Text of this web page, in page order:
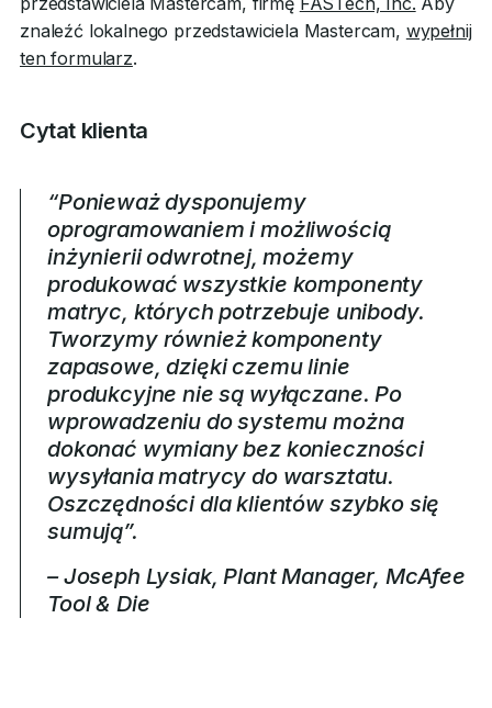
znaleźć lokalnego przedstawiciela Mastercam, wypełnij
ten formularz.
Cytat klienta
“Ponieważ dysponujemy
oprogramowaniem i możliwością
inżynierii odwrotnej, możemy
produkować wszystkie komponenty
matryc, których potrzebuje unibody.
Tworzymy również komponenty
zapasowe, dzięki czemu linie
produkcyjne nie są wyłączane. Po
wprowadzeniu do systemu można
dokonać wymiany bez konieczności
wysyłania matrycy do warsztatu.
Oszczędności dla klientów szybko się
sumują”.
– Joseph Lysiak, Plant Manager, McAfee
Tool & Die